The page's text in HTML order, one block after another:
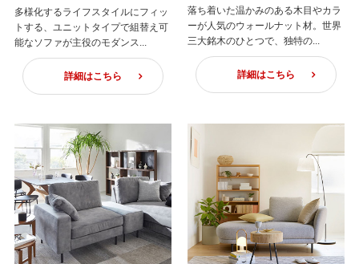
多様化するライフスタイルにフィッ
トする、ユニットタイプで組替え可
能なソファが主役のモダンス...
詳細はこちら
落ち着いた温かみのある木目やカラ
ーが人気のウォールナット材。世界
三大銘木のひとつで、独特の...
詳細はこちら